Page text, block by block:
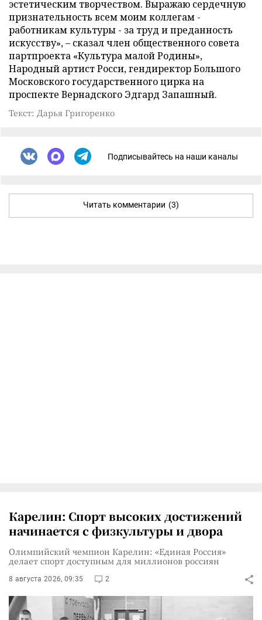
эстетическим творчеством. Выражаю сердечную
признательность всем моим коллегам -
работникам культуры - за труд и преданность
искусству», – сказал член общественного совета
партпроекта «Культура малой Родины»,
Народный артист Росси, гендиректор Большого
Московского государственного цирка на
проспекте Вернадского Эдгард Запашный.
Текст: Дарья Григоренко
Подписывайтесь на наши каналы
Читать комментарии (3)
Карелин: Спорт высоких достижений
начинается с физкультуры и двора
Олимпийский чемпион Карелин: «Единая Россия»
делает спорт доступным для миллионов россиян
8 августа 2026, 09:35 2